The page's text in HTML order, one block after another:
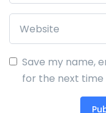
Save my name,
for the next